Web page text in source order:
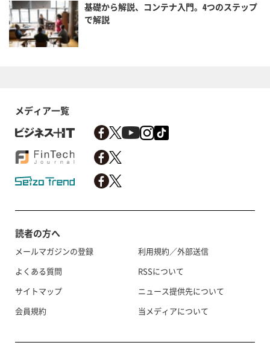
基礎から解説、コンテナ入門。4つのステップ
で解説
メディア一覧
読者の方へ
メールマガジンの登録
よくある質問
サイトマップ
会員規約
利用規約／外部送信
RSSについて
ニュース提供先について
当メディアについて